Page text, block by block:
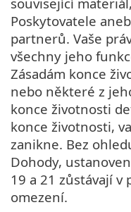
Poskytovatele
partnerů. Vaše
všechny jeho
Zásadám konce
nebo některé z
konce životnosti
konce životnosti,
zanikne. Bez
Dohody,
19 a 21 zůstávají v
omezení.